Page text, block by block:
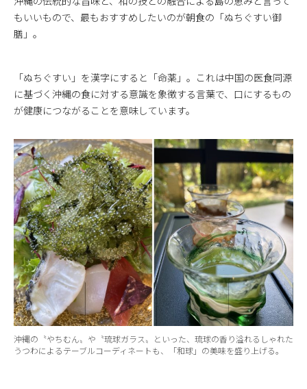
もいいもので、最もおすすめしたいのが朝食の「ぬちぐすい御
膳」。
「ぬちぐすい」を漢字にすると「命薬」。これは中国の医食同源
に基づく沖縄の食に対する意識を象徴する言葉で、口にするもの
が健康につながることを意味しています。
沖縄の〝やちむん〟や〝琉球ガラス〟といった、琉球の香り溢れるしゃれた
うつわによるテーブルコーディネートも、「和球」の美味を盛り上げる。